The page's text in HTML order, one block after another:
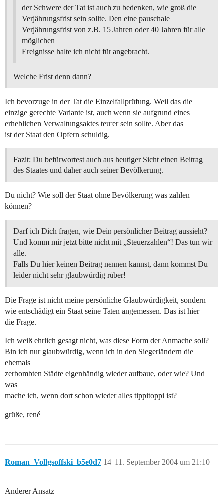
der Schwere der Tat ist auch zu bedenken, wie groß die
Verjährungsfrist sein sollte. Den eine pauschale
Verjährungsfrist von z.B. 15 Jahren oder 40 Jahren für alle
möglichen
Ereignisse halte ich nicht für angebracht.
Welche Frist denn dann?
Ich bevorzuge in der Tat die Einzelfallprüfung. Weil das die
einzige gerechte Variante ist, auch wenn sie aufgrund eines
erheblichen Verwaltungsaktes teurer sein sollte. Aber das
ist der Staat den Opfern schuldig.
Fazit: Du befürwortest auch aus heutiger Sicht einen Beitrag
des Staates und daher auch seiner Bevölkerung.
Du nicht? Wie soll der Staat ohne Bevölkerung was zahlen
können?
Darf ich Dich fragen, wie Dein persönlicher Beitrag aussieht?
Und komm mir jetzt bitte nicht mit „Steuerzahlen“! Das tun wir
alle.
Falls Du hier keinen Beitrag nennen kannst, dann kommst Du
leider nicht sehr glaubwürdig rüber!
Die Frage ist nicht meine persönliche Glaubwürdigkeit, sondern
wie entschädigt ein Staat seine Taten angemessen. Das ist hier
die Frage.
Ich weiß ehrlich gesagt nicht, was diese Form der Anmache soll?
Bin ich nur glaubwürdig, wenn ich in den Siegerländern die
ehemals
zerbombten Städte eigenhändig wieder aufbaue, oder wie? Und
was
mache ich, wenn dort schon wieder alles tippitoppi ist?
grüße, rené
Roman_Vollgsoffski_b5e0d7 11. September 2004 um 21:10
14
Anderer Ansatz